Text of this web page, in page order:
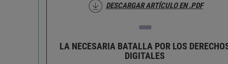
DESCARGAR ARTÍCULO EN .PDF
LA NECESARIA BATALLA POR LOS
DIGITALES